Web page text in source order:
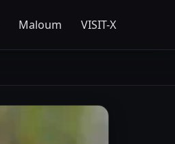
Maloum VISIT-X